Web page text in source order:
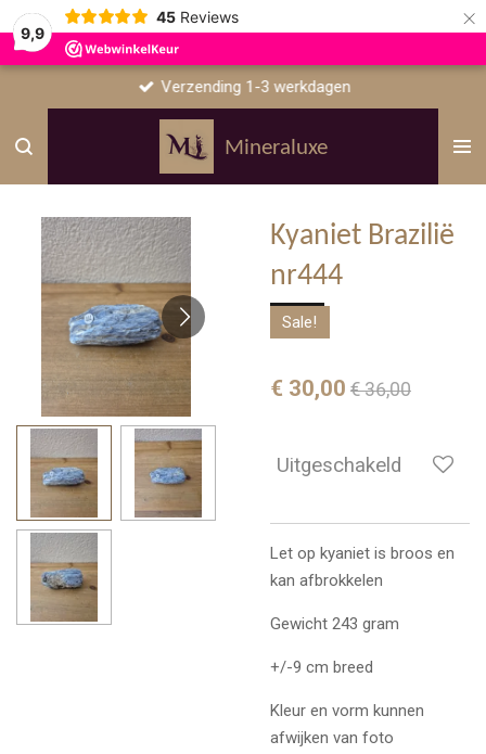
9,9
45 Reviews ×
Mineraluxe
Verzending 1-3 werkdagen
Kyaniet Brazilië
nr444
Sale!
€ 30,00 € 36,00
Uitgeschakeld
Let op kyaniet is broos en
kan afbrokkelen
Gewicht 243 gram
+/-9 cm breed
Kleur en vorm kunnen
afwijken van foto